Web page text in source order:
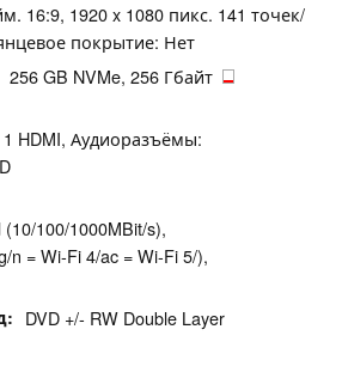
16:9, 1920 x 1080 пикс. 141 точек/
покрытие: Нет
256 GB NVMe, 256 Гбайт
HDMI, Аудиоразъёмы:
100/1000MBit/s),
n = Wi-Fi 4/ac = Wi-Fi 5/),
DVD +/- RW Double Layer